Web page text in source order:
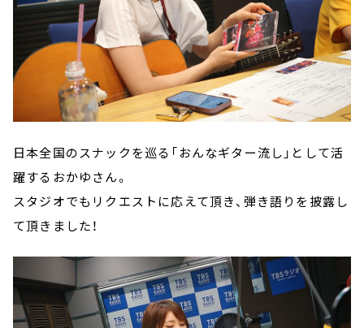
日本全国のスナックを巡る「おんなギター流し」として活
躍するおかゆさん。
スタジオでもリクエストに応えて頂き、弾き語りを披露し
て頂きました！